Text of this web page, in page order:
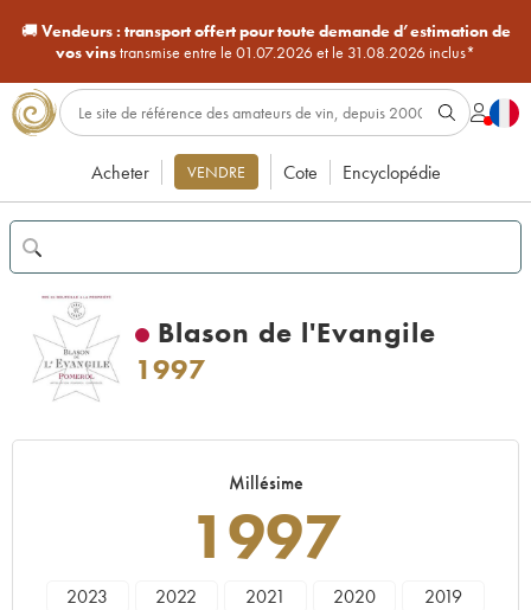
🚚Vendeurs : transport offert pour toute demande d’estimation de
vos vinstransmise entre le 01.07.2026 et le 31.08.2026 inclus*
Acheter VENDRE Cote Encyclopédie
Blason de l'Evangile
1997
Millésime
1997
2023 2022 2021 2020
2019